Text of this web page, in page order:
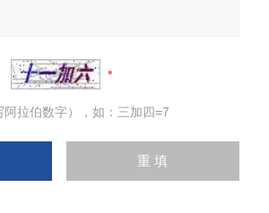
拉伯数字），如：三加四=7